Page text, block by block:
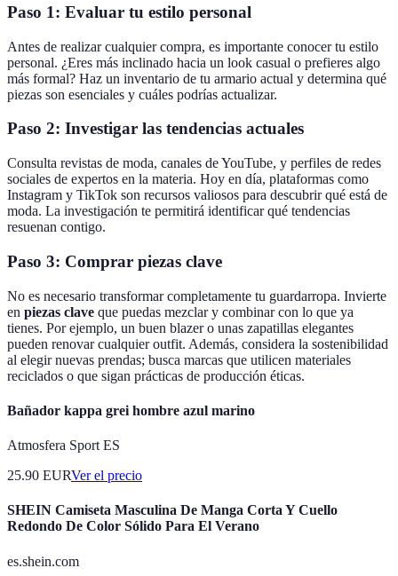
Paso 1: Evaluar tu estilo personal
Antes de realizar cualquier compra, es importante conocer tu estilo
personal. ¿Eres más inclinado hacia un look casual o prefieres algo
más formal? Haz un inventario de tu armario actual y determina qué
piezas son esenciales y cuáles podrías actualizar.
Paso 2: Investigar las tendencias actuales
Consulta revistas de moda, canales de YouTube, y perfiles de redes
sociales de expertos en la materia. Hoy en día, plataformas como
Instagram y TikTok son recursos valiosos para descubrir qué está de
moda. La investigación te permitirá identificar qué tendencias
resuenan contigo.
Paso 3: Comprar piezas clave
No es necesario transformar completamente tu guardarropa. Invierte
en piezas clave que puedas mezclar y combinar con lo que ya
tienes. Por ejemplo, un buen blazer o unas zapatillas elegantes
pueden renovar cualquier outfit. Además, considera la sostenibilidad
al elegir nuevas prendas; busca marcas que utilicen materiales
reciclados o que sigan prácticas de producción éticas.
Bañador kappa grei hombre azul marino
Atmosfera Sport ES
25.90 EURVer el precio
SHEIN Camiseta Masculina De Manga Corta Y Cuello
Redondo De Color Sólido Para El Verano
es.shein.com